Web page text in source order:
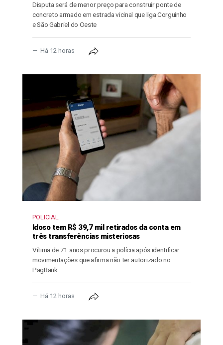
Disputa será de menor preço para construir ponte de
concreto armado em estrada vicinal que liga Corguinho
e São Gabriel do Oeste
Há 12 horas
POLICIAL
Idoso tem R$ 39,7 mil retirados da conta em
três transferências misteriosas
Vítima de 71 anos procurou a polícia após identificar
movimentações que afirma não ter autorizado no
PagBank
Há 12 horas